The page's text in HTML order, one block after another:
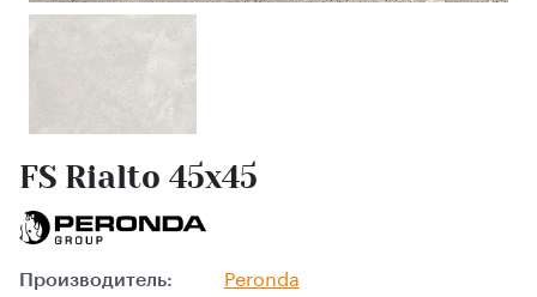
FS Rialto 45x45
Производитель: Peronda